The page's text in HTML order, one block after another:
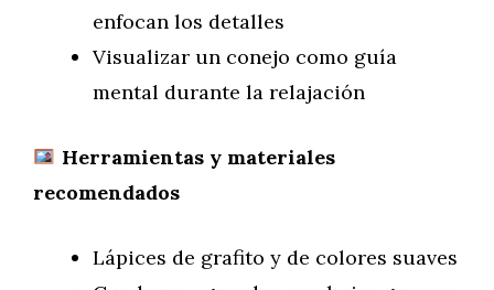
enfocan los detalles
Visualizar un conejo como guía
mental durante la relajación
Herramientas y materiales
recomendados
Lápices de grafito y de colores suaves